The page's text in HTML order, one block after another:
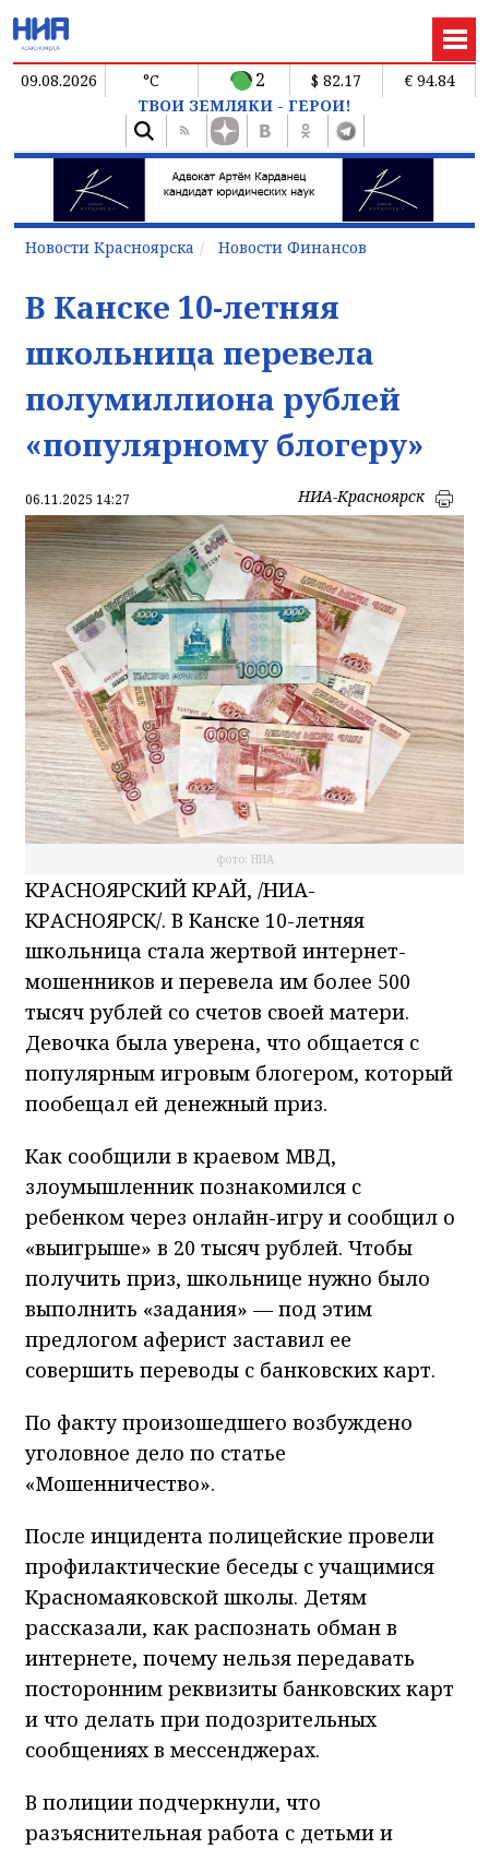
09.08.2026 °C 2 $ 82.17
€ 94.84
ТВОИ ЗЕМЛЯКИ - ГЕРОИ!
Новости Красноярска Новости Финансов
В Канске 10-летняя
школьница перевела
полумиллиона рублей
«популярному блогеру»
06.11.2025 14:27 НИА-Красноярск
фото: НИА
КРАСНОЯРСКИЙ КРАЙ, /НИА-
КРАСНОЯРСК/. В Канске 10-летняя
школьница стала жертвой интернет-
мошенников и перевела им более 500
тысяч рублей со счетов своей матери.
Девочка была уверена, что общается с
популярным игровым блогером, который
пообещал ей денежный приз.
Как сообщили в краевом МВД,
злоумышленник познакомился с
ребенком через онлайн-игру и сообщил о
«выигрыше» в 20 тысяч рублей. Чтобы
получить приз, школьнице нужно было
выполнить «задания» — под этим
предлогом аферист заставил ее
совершить переводы с банковских карт.
По факту произошедшего возбуждено
уголовное дело по статье
«Мошенничество».
После инцидента полицейские провели
профилактические беседы с учащимися
Красномаяковской школы. Детям
рассказали, как распознать обман в
интернете, почему нельзя передавать
посторонним реквизиты банковских карт
и что делать при подозрительных
сообщениях в мессенджерах.
В полиции подчеркнули, что
разъяснительная работа с детьми и